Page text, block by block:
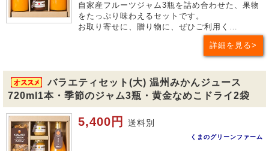
自家産フルーツジャム3瓶を詰め合わせた、果物
をたっぷり味わえるセットです。
お取り寄せに、贈り物に、ぜひご利用く…
詳細を見る
バラエティセット(大) 温州みかんジュース
720ml1本・季節のジャム3瓶・黄金なめこドライ2袋
5,400円 送料別
くまのグリーンファーム